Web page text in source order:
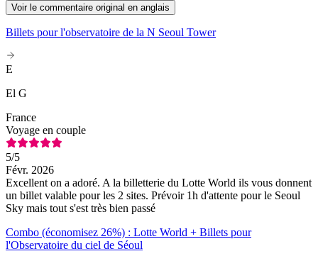
Voir le commentaire original en anglais
Billets pour l'observatoire de la N Seoul Tower
E
El G
France
Voyage en couple
5/5
Févr. 2026
Excellent on a adoré. A la billetterie du Lotte World ils vous donnent
un billet valable pour les 2 sites. Prévoir 1h d'attente pour le Seoul
Sky mais tout s'est très bien passé
Combo (économisez 26%) : Lotte World + Billets pour
l'Observatoire du ciel de Séoul